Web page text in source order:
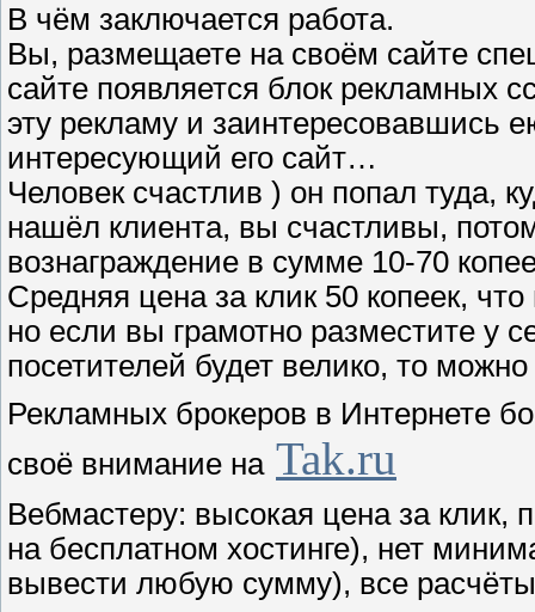
В чём заключается работа.
Вы, размещаете на своём сайте
сайте появляется блок рекламных
эту рекламу и заинтересовавшись
интересующий его сайт…
Человек счастлив ) он попал туда,
нашёл клиента, вы счастливы,
вознаграждение в сумме 10-70
Средняя цена за клик 50 копеек,
но если вы грамотно разместите у
посетителей будет велико, то
Рекламных брокеров в Интернете
своё внимание на Tak.ru
Вебмастеру: высокая цена за
на бесплатном хостинге), нет
вывести любую сумму), все